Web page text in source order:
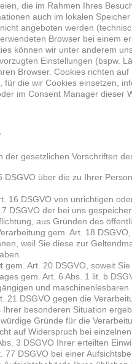
die im Rahmen Ihres
auch im lokalen
angeboten werden
Browser bei einem
können wir unter anderem
Einstellungen (bspw.
Browser. Cookies richten
für die wir Cookies einsetzen,
im Consent Manager dieser
der gesetzlichen Vorschriften
DSGVO über die zu Ihrer
16 DSGVO von unrichtigen
DSGVO der bei uns
aus Gründen des
gem. Art. 18
weil Sie diese zur
gem. Art. 20 DSGVO, soweit
gem. Art. 6 Abs. 1 lit. b
und
21 DSGVO gegen die
besonderen Situation
Gründe für die
auf Widerspruch bei
3 DSGVO Ihrer erteilten
77 DSGVO bei einer